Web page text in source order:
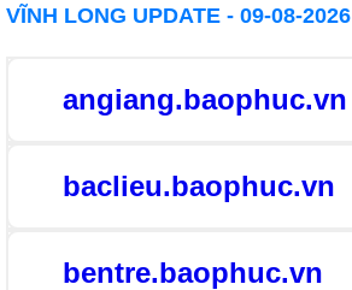
VĨNH LONG UPDATE - 09-08-2026
angiang.baophuc.vn
baclieu.baophuc.vn
bentre.baophuc.vn